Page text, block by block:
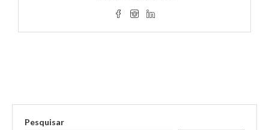
Pesquisar